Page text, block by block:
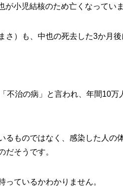
小児結核のため亡くなっていま
さ）も、中也の死去した3か月
不治の病」と言われ、年間10
るものではなく、感染した人の
だそうです。
ているかわかりません。